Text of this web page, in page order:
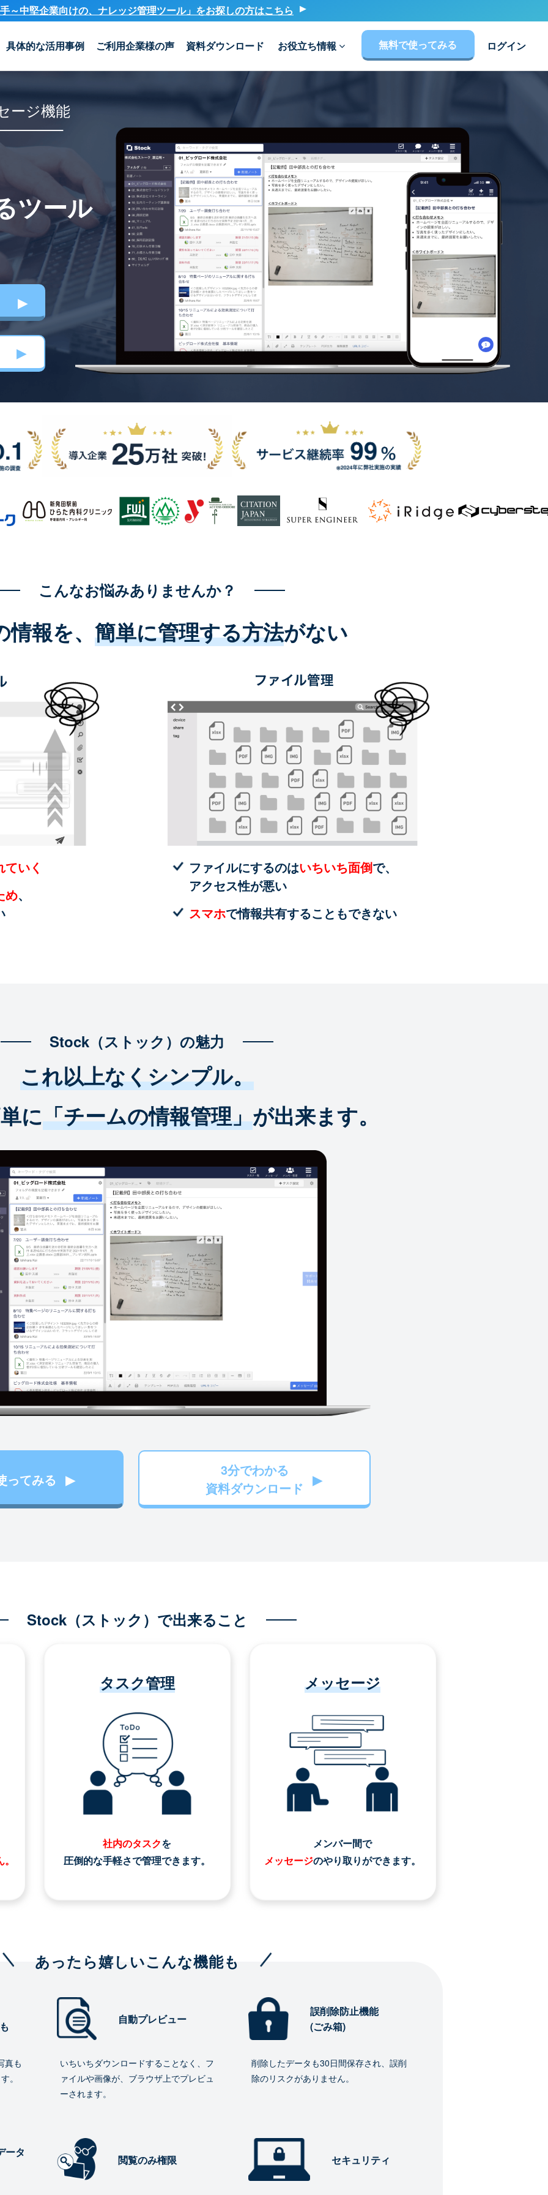
～中堅企業向けの、ナレッジ管理ツール」をお探しの方はこちら
具体的な活用事例 ご利用企業様の声 資料ダウンロード お役立ち情報 無料で使ってみる ログイン
ージ機能
ツール
こんなお悩みありませんか？
報を、 簡単に管理する方法がない
いく
め、
ファイルにするのはいちいち面倒で、
アクセス性が悪い
スマホで情報共有することもできない
Stock（ストック）の魅力
これ以上なくシンプル。
に「チームの情報管理」が出来ます。
ってみる
3分でわかる
資料ダウンロード
Stock（ストック）で出来ること
タスク管理
社内のタスクを
圧倒的な手軽さで管理できます。
メッセージ
メンバー間で
メッセージのやり取りができます。
あったら嬉しいこんな機能も
真も
。
自動プレビュー
いちいちダウンロードすることなく、フ
ァイルや画像が、ブラウザ上でプレビュ
ーされます。
誤削除防止機能
(ごみ箱)
削除したデータも30日間保存され、誤削
除のリスクがありません。
ータ
閲覧のみ権限 セキュリティ